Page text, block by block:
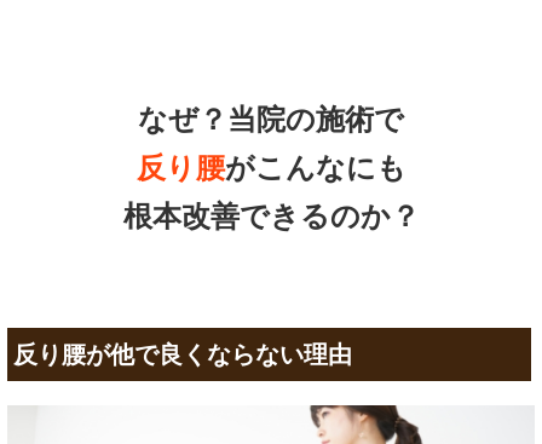
なぜ？当院の施術で
反り腰がこんなにも
根本改善できるのか？
反り腰が他で良くならない理由